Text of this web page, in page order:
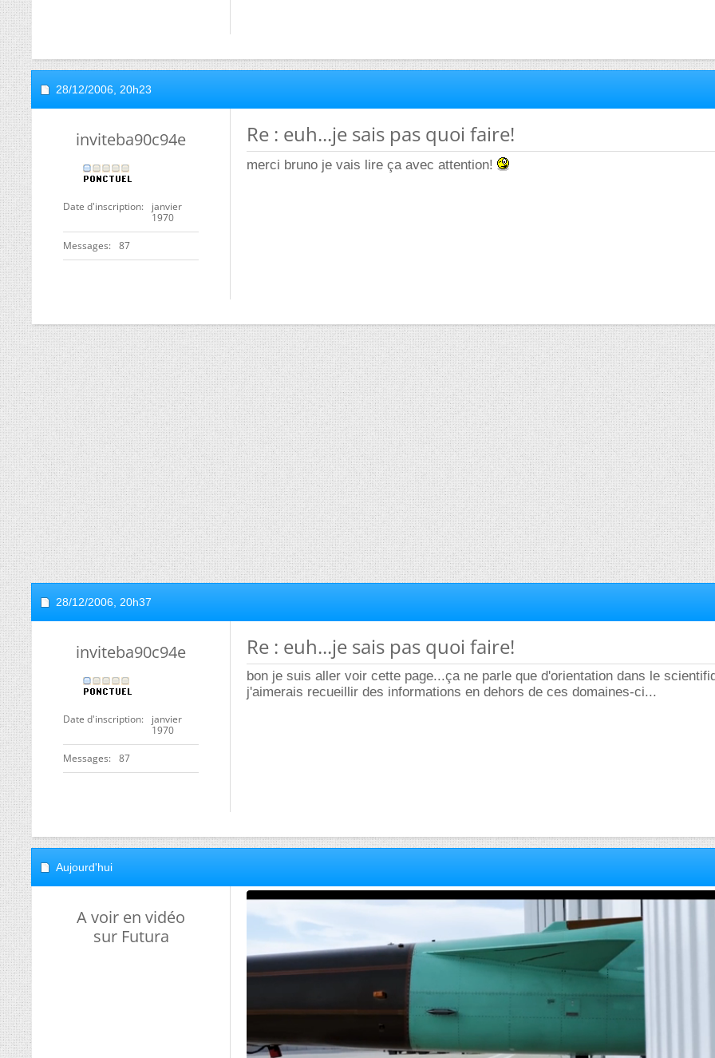
28/12/2006, 20h23
inviteba90c94e
Date d'inscription
janvier
1970
Messages 87
Re : euh...je sais pas quoi faire!
merci bruno je vais lire ça avec attention!
28/12/2006, 20h37
inviteba90c94e
Date d'inscription
janvier
1970
Messages 87
Re : euh...je sais pas quoi faire!
bon je suis aller voir cette page...ça ne parle que d'orientation dans le
j'aimerais recueillir des informations en dehors de ces domaines-ci...
Aujourd'hui
A voir en vidéo
sur Futura